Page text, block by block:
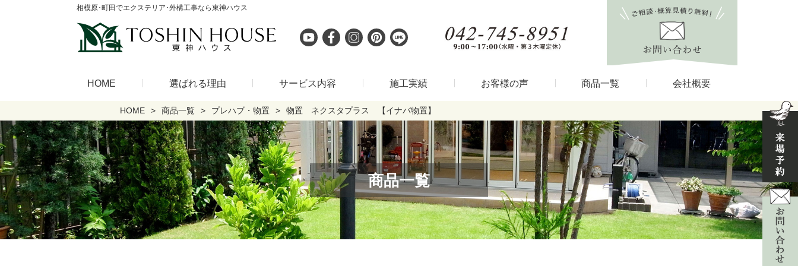
相模原･町田でエクステリア･外構工事なら東神ハウス
HOME 選ばれる理由 サービス内容 施工実績 お客様の声 商品一覧 会社概要
HOME 商品一覧 プレハブ・物置 物置 ネクスタプラス 【イナバ物置】
商品一覧